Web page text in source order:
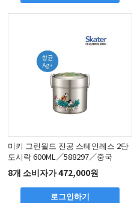
미키 그린월드 진공 스테인레스 2단
도시락 600ML／588297／중국
8개 소비자가 472,000원
로그인하기